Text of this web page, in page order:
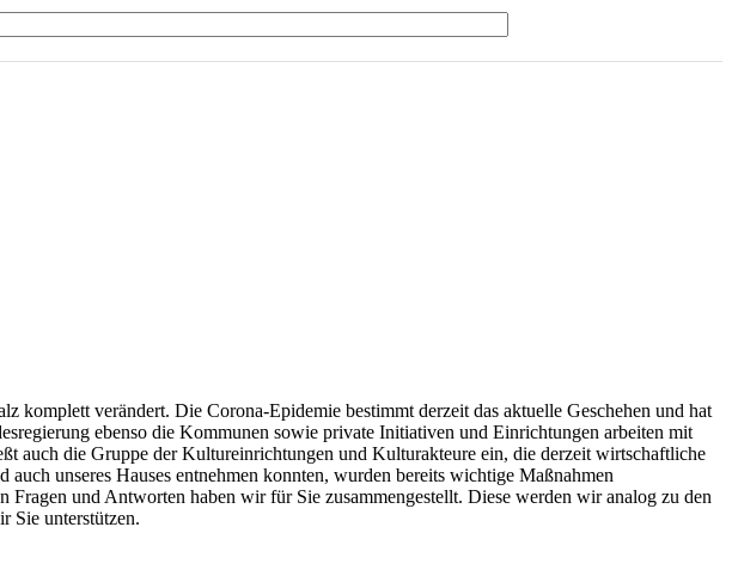
komplett verändert. Die Corona-Epidemie bestimmt derzeit das aktuelle Geschehen und hat
ebenso die Kommunen sowie private Initiativen und Einrichtungen arbeiten mit
auch die Gruppe der Kultureinrichtungen und Kulturakteure ein, die derzeit wirtschaftliche
unseres Hauses entnehmen konnten, wurden bereits wichtige Maßnahmen
und Antworten haben wir für Sie zusammengestellt. Diese werden wir analog zu den
Sie unterstützen.